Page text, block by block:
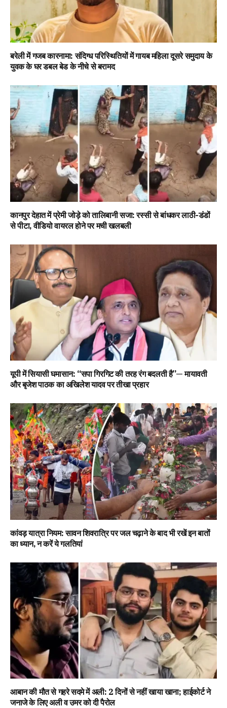
बरेली में गजब कारनामा: संदिग्ध परिस्थितियों में गायब महिला दूसरे समुदाय के
युवक के घर डबल बेड के नीचे से बरामद
कानपुर देहात में प्रेमी जोड़े को तालिबानी सजा: रस्सी से बांधकर लाठी-डंडों
से पीटा, वीडियो वायरल होने पर मची खलबली
यूपी में सियासी घमासान: “सपा गिरगिट की तरह रंग बदलती है”— मायावती
और बृजेश पाठक का अखिलेश यादव पर तीखा प्रहार
कांवड़ यात्रा नियम: सावन शिवरात्रि पर जल चढ़ाने के बाद भी रखें इन बातों
का ध्यान, न करें ये गलतियां
आबान की मौत से गहरे सदमे में अली: 2 दिनों से नहीं खाया खाना; हाईकोर्ट ने
जनाजे के लिए अली व उमर को दी पैरोल